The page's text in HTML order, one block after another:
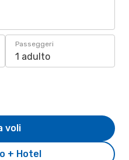
Passeggeri
1 adulto
+ Hotel
voli